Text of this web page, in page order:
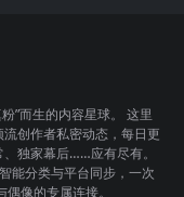
”而生的内容星球。 这里
创作者私密动态，每日更
独家幕后……应有尽有。
能分类与平台同步，一次
像的专属连接。